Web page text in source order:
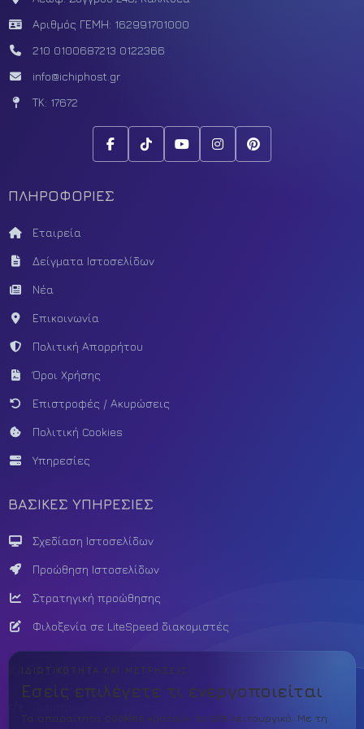
Αριθμός ΓΕΜΗ: 162991701000
210 0100687213 0122366
info@ichiphost.gr
ΤΚ: 17672
ΠΛΗΡΟΦΟΡΙΕΣ
Εταιρεία
Δείγματα Ιστοσελίδων
Νέα
Επικοινωνία
Πολιτική Απορρήτου
Όροι Χρήσης
Επιστροφές / Ακυρώσεις
Πολιτική Cookies
Υπηρεσίες
ΒΑΣΙΚΕΣ ΥΠΗΡΕΣΙΕΣ
Σχεδίαση Ιστοσελίδων
Προώθηση Ιστοσελίδων
Στρατηγική προώθησης
Φιλοξενία σε LiteSpeed διακομιστές
ΚΑΤΑΣΚΕΥΗ
ΙΔΙΩΤΙΚΌΤΗΤΑ ΚΑΙ ΜΕΤΡΉΣΕΙΣ
Εσείς επιλέγετε τι ενεργοποιείται
Τα απαραίτητα cookies κρατούν το site λειτουργικό. Με τη